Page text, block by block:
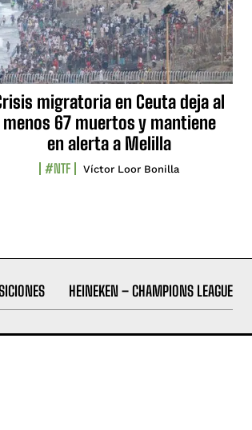
migratoria en Ceuta deja al
menos 67 muertos y mantiene
en alerta a Melilla
#NTF Víctor Loor Bonilla
HEINEKEN – CHAMPIONS LEAGUE